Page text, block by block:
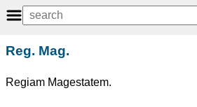
Reg. Mag.
Regiam Magestatem.